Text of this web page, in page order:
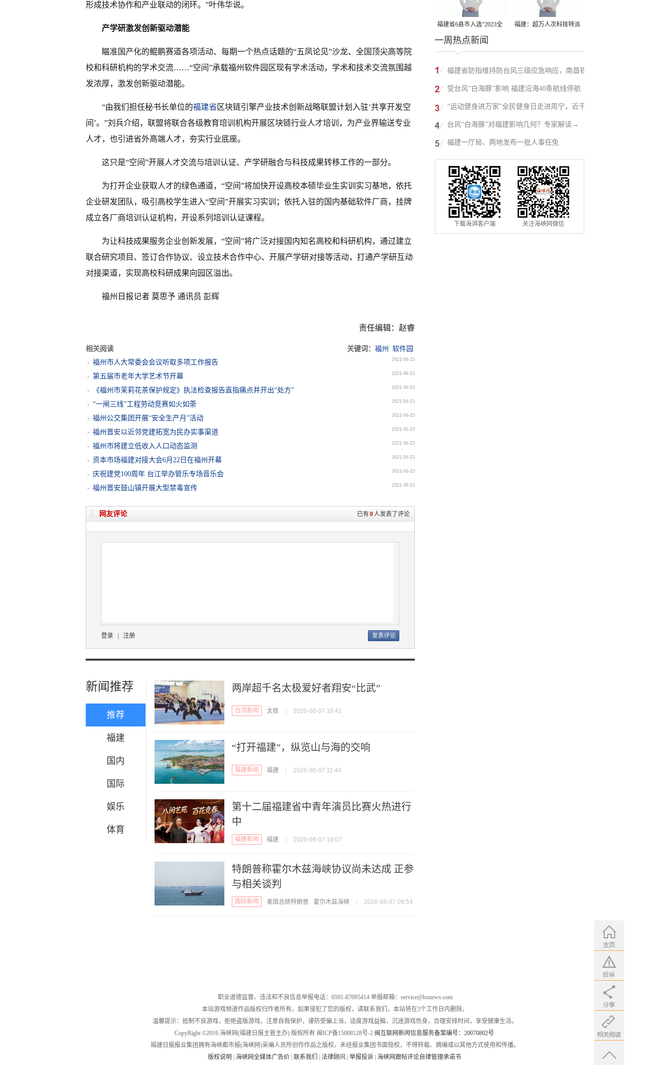
形成技术协作和产业联动的闭环。”叶伟华说。
产学研激发创新驱动潜能
瞄准国产化的鲲鹏赛道各项活动、每期一个热点话题的“五凤论见”沙龙、全国顶尖高等院
校和科研机构的学术交流……“空间”承载福州软件园区现有学术活动，学术和技术交流氛围越
发浓厚，激发创新驱动潜能。
“由我们担任秘书长单位的福建省 区块链引擎产业技术创新战略联盟计划入驻‘共享开发空
间’。”刘兵介绍，联盟将联合各级教育培训机构开展区块链行业人才培训，为产业界输送专业
人才，也引进省外高端人才，夯实行业底座。
这只是“空间”开展人才交流与培训认证、产学研融合与科技成果转移工作的一部分。
为打开企业获取人才的绿色通道，“空间”将加快开设高校本硕毕业生实训实习基地，依托
企业研发团队，吸引高校学生进入“空间”开展实习实训；依托入驻的国内基础软件厂商，挂牌
成立各厂商培训认证机构，开设系列培训认证课程。
为让科技成果服务企业创新发展，“空间”将广泛对接国内知名高校和科研机构，通过建立
联合研究项目、签订合作协议、设立技术合作中心、开展产学研对接等活动，打通产学研互动
对接渠道，实现高校科研成果向园区溢出。
福州日报记者 莫思予 通讯员 彭辉
责任编辑：赵睿
相关阅读 关键词： 福州
软件园
福州市人大常委会会议听取多项工作报告
2021-06-23
第五届市老年大学艺术节开幕 2021-06-23
《福州市茉莉花茶保护规定》执法检查报告直指痛点并开出“处方” 2021-06-23
“一闸三线”工程劳动竞赛如火如荼 2021-06-23
福州公交集团开展“安全生产月”活动 2021-06-23
福州晋安以近邻党建拓宽为民办实事渠道 2021-06-23
福州市将建立低收入人口动态监测 2021-06-23
资本市场福建对接大会6月22日在福州开幕 2021-06-23
庆祝建党100周年 台江举办管乐专场音乐会 2021-06-23
福州晋安鼓山镇开展大型禁毒宣传 2021-06-23
已有0人发表了评论
网友评论
登录 注册
新闻推荐
推荐
福建
国内
国际
娱乐
体育
两岸超千名太极爱好者翔安“比武”
台湾新闻 太极 2026-08-07 10:41
“打开福建”，纵览山与海的交响
福建新闻 福建 2026-08-07 11:44
第十二届福建省中青年演员比赛火热进行
中
福建新闻 福建 2026-08-07 18:07
特朗普称霍尔木兹海峡协议尚未达成 正参
与相关谈判
国际新闻 美国总统特朗普 霍尔木兹海峡 2026-08-07 09:54
福建省6县市入选“2023全
国县域发展潜力百强县”
福建：超万人次科技特派
一周热点新闻
福建省防指维持防台风三级应急响应，南昌铁
路停运部分旅客列车→
受台风“白海豚”影响 福建沿海40条航线停航
“运动健身进万家”全民健身日走进周宁，近千
人徒步云端
台风“白海豚”对福建影响几何？专家解读→
福建一厅局、两地发布一批人事任免
下载海湃客户端 关注海峡网微信
职业道德监督、违法和不良信息举报电话：0591-87095414 举报邮箱：service@hxnews.com
本站游戏频道作品版权归作者所有，如果侵犯了您的版权，请联系我们，本站将在3个工作日内删除。
温馨提示：抵制不良游戏，拒绝盗版游戏，注意自我保护，谨防受骗上当，适度游戏益脑，沉迷游戏伤身，合理安排时间，享受健康生活。
CopyRight ©2016 海峡网(福建日报主管主办) 版权所有 闽ICP备15008128号-2 闽互联网新闻信息服务备案编号：20070802号
福建日报报业集团拥有海峡都市报(海峡网)采编人员所创作作品之版权，未经报业集团书面授权，不得转载、摘编或以其他方式使用和传播。
版权说明
海峡网全媒体广告价 联系我们 法律顾问 举报投诉 海峡网跟帖评论自律管理承诺书